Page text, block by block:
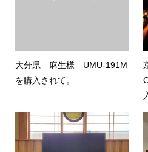
大分県 麻生様 UMU-191M
を購入されて。